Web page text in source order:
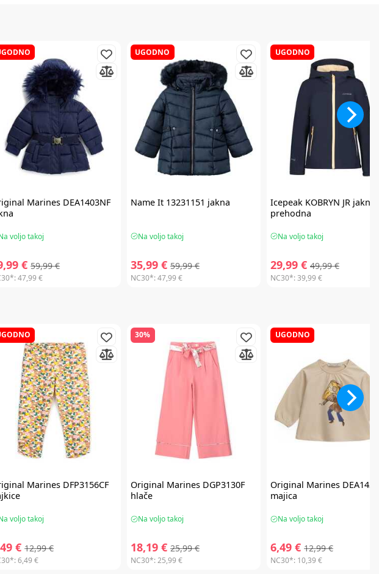
Marines DEA1403NF
voljo takoj
€ 59,99 €
47,99 €
UGODNO
Name It13231151 jakna
Na voljo takoj
35,99 € 59,99 €
NC30*:47,99 €
UGODNO
Icepeak KOBRYN JR jakna
prehodna
Na voljo takoj
29,99 € 49,99 €
NC30*:39,99 €
Marines DFP3156CF
voljo takoj
€ 12,99 €
6,49 €
30%
Original MarinesDGP3130F
hlače
Na voljo takoj
18,19 € 25,99 €
NC30*:25,99 €
UGODNO
Original Marines
majica
Na voljo takoj
6,49 € 12,99 €
NC30*: 10,39 €